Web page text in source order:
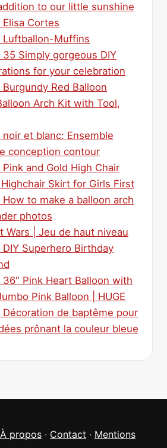
to our little sunshine
Cortes
Luftballon-Muffins
Simply gorgeous DIY
for your celebration
Red Balloon
Arch Kit with Tool,
et blanc: Ensemble
conception contour
and Gold High Chair
Skirt for Girls First
to make a balloon arch
photos
Wars | Jeu de haut niveau
Superhero Birthday
Pink Heart Balloon with
Pink Balloon | HUGE
de baptême pour
prônant la couleur bleue
À propos · Contact · Mentions